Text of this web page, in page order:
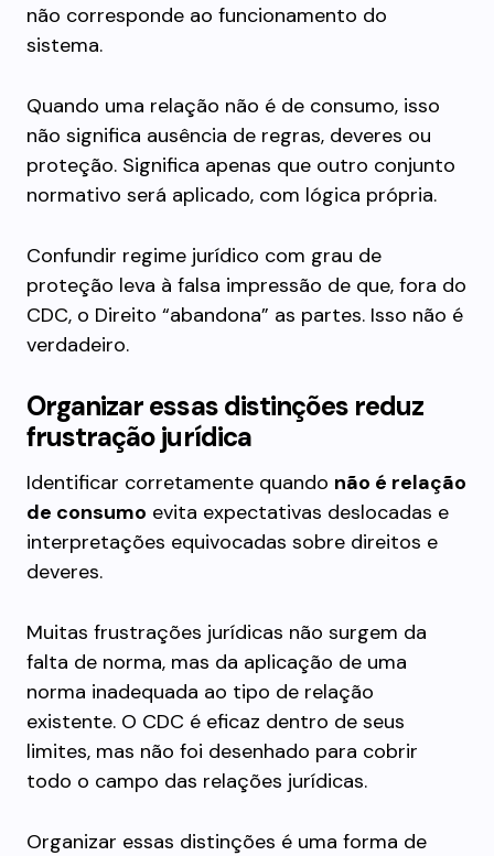
não corresponde ao funcionamento do
sistema.
Quando uma relação não é de consumo, isso
não significa ausência de regras, deveres ou
proteção. Significa apenas que outro conjunto
normativo será aplicado, com lógica própria.
Confundir regime jurídico com grau de
proteção leva à falsa impressão de que, fora do
CDC, o Direito “abandona” as partes. Isso não é
verdadeiro.
Organizar essas distinções reduz
frustração jurídica
Identificar corretamente quando não é relação
de consumo evita expectativas deslocadas e
interpretações equivocadas sobre direitos e
deveres.
Muitas frustrações jurídicas não surgem da
falta de norma, mas da aplicação de uma
norma inadequada ao tipo de relação
existente. O CDC é eficaz dentro de seus
limites, mas não foi desenhado para cobrir
todo o campo das relações jurídicas.
Organizar essas distinções é uma forma de